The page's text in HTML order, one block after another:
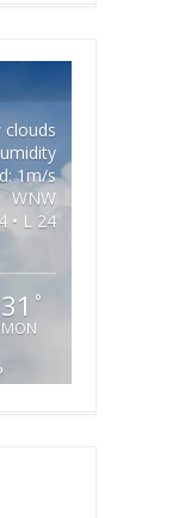
clouds
1m/s
WNW
• L 24
31 °
MON